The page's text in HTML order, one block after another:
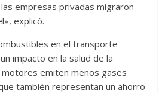
empresas privadas migraron
explicó.
en el transporte
impacto en la salud de la
motores emiten menos gases
también representan un ahorro